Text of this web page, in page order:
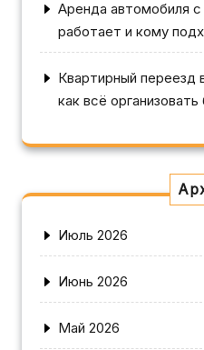
Аренда автомобиля
работает и кому
Квартирный переезд
как всё
Июль 2026
Июнь 2026
Май 2026